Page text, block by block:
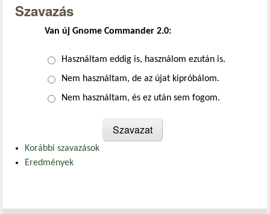
Szavazás
Van új Gnome Commander 2.0:
Választások
Használtam eddig is, használom ezután is.
Nem használtam, de az újat kipróbálom.
Nem használtam, és ez után sem fogom.
Korábbi szavazások
Eredmények